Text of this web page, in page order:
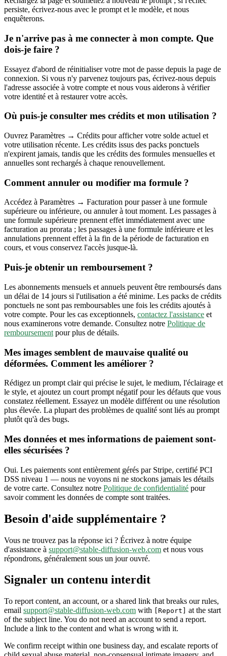
persiste, écrivez-nous avec le prompt et le modèle, et nous
enquêterons.
Je n'arrive pas à me connecter à mon compte. Que
dois-je faire ?
Essayez d'abord de réinitialiser votre mot de passe depuis la page de
connexion. Si vous n'y parvenez toujours pas, écrivez-nous depuis
l'adresse associée à votre compte et nous vous aiderons à vérifier
votre identité et à restaurer votre accès.
Où puis-je consulter mes crédits et mon utilisation ?
Ouvrez Paramètres → Crédits pour afficher votre solde actuel et
votre utilisation récente. Les crédits issus des packs ponctuels
n'expirent jamais, tandis que les crédits des formules mensuelles et
annuelles sont rechargés à chaque renouvellement.
Comment annuler ou modifier ma formule ?
Accédez à Paramètres → Facturation pour passer à une formule
supérieure ou inférieure, ou annuler à tout moment. Les passages à
une formule supérieure prennent effet immédiatement avec une
facturation au prorata ; les passages à une formule inférieure et les
annulations prennent effet à la fin de la période de facturation en
cours, et vous conservez l'accès jusque-là.
Puis-je obtenir un remboursement ?
Les abonnements mensuels et annuels peuvent être remboursés dans
un délai de 14 jours si l'utilisation a été minime. Les packs de crédits
ponctuels ne sont pas remboursables une fois les crédits ajoutés à
votre compte. Pour les cas exceptionnels, contactez l'assistance et
nous examinerons votre demande. Consultez notre Politique de
remboursement pour plus de détails.
Mes images semblent de mauvaise qualité ou
déformées. Comment les améliorer ?
Rédigez un prompt clair qui précise le sujet, le medium, l'éclairage et
le style, et ajoutez un court prompt négatif pour les défauts que vous
constatez réellement. Essayez un modèle différent ou une résolution
plus élevée. La plupart des problèmes de qualité sont liés au prompt
plutôt qu'à des bugs.
Mes données et mes informations de paiement sont-
elles sécurisées ?
Oui. Les paiements sont entièrement gérés par Stripe, certifié PCI
DSS niveau 1 — nous ne voyons ni ne stockons jamais les détails
de votre carte. Consultez notre Politique de confidentialité pour
savoir comment les données de compte sont traitées.
Besoin d'aide supplémentaire ?
Vous ne trouvez pas la réponse ici ? Écrivez à notre équipe
d'assistance à support@stable-diffusion-web.com et nous vous
répondrons, généralement sous un jour ouvré.
Signaler un contenu interdit
To report content, an account, or a shared link that breaks our rules,
email support@stable-diffusion-web.com with [Report]
at the start
of the subject line. You do not need an account to send a report.
Include a link to the content and what is wrong with it.
We confirm receipt within one business day, and escalate reports of